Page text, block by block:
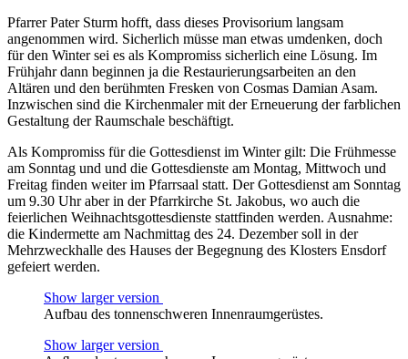
Pfarrer Pater Sturm hofft, dass dieses Provisorium langsam
angenommen wird. Sicherlich müsse man etwas umdenken, doch
für den Winter sei es als Kompromiss sicherlich eine Lösung. Im
Frühjahr dann beginnen ja die Restaurierungsarbeiten an den
Altären und den berühmten Fresken von Cosmas Damian Asam.
Inzwischen sind die Kirchenmaler mit der Erneuerung der farblichen
Gestaltung der Raumschale beschäftigt.
Als Kompromiss für die Gottesdienst im Winter gilt: Die Frühmesse
am Sonntag und und die Gottesdienste am Montag, Mittwoch und
Freitag finden weiter im Pfarrsaal statt. Der Gottesdienst am Sonntag
um 9.30 Uhr aber in der Pfarrkirche St. Jakobus, wo auch die
feierlichen Weihnachtsgottesdienste stattfinden werden. Ausnahme:
die Kindermette am Nachmittag des 24. Dezember soll in der
Mehrzweckhalle des Hauses der Begegnung des Klosters Ensdorf
gefeiert werden.
Show larger version
Aufbau des tonnenschweren Innenraumgerüstes.
Show larger version